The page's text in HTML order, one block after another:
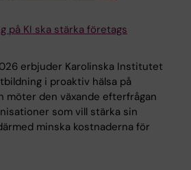
på KI ska stärka företags
erbjuder Karolinska Institutet
i proaktiv hälsa på
möter den växande efterfrågan
som vill stärka sin
minska kostnaderna för